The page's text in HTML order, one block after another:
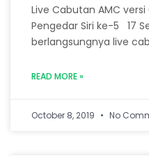
Live Cabutan AMC
Pengedar Siri ke-5 17
berlangsungnya live
READ MORE »
October 8, 2019 No